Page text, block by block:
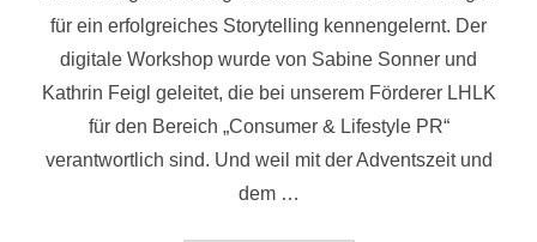
für ein erfolgreiches Storytelling kennengelernt. Der
digitale Workshop wurde von Sabine Sonner und
Kathrin Feigl geleitet, die bei unserem Förderer LHLK
für den Bereich „Consumer & Lifestyle PR“
verantwortlich sind. Und weil mit der Adventszeit und
dem …